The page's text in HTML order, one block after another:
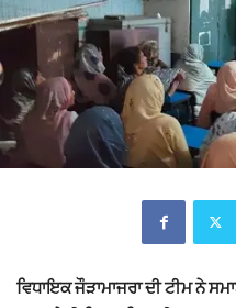
ਵਿਧਾਇਕ ਜੌੜਾਮਾਜਰਾ ਦੀ ਟੀਮ ਨੇ